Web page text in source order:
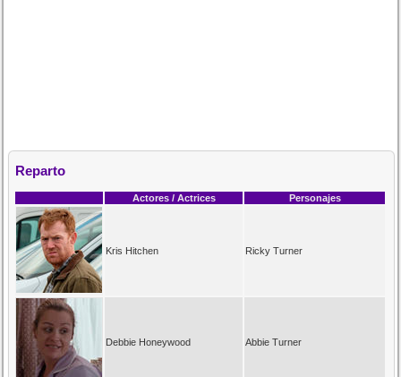
Reparto
Actores / Actrices Personajes
Kris Hitchen Ricky Turner
Debbie Honeywood Abbie Turner